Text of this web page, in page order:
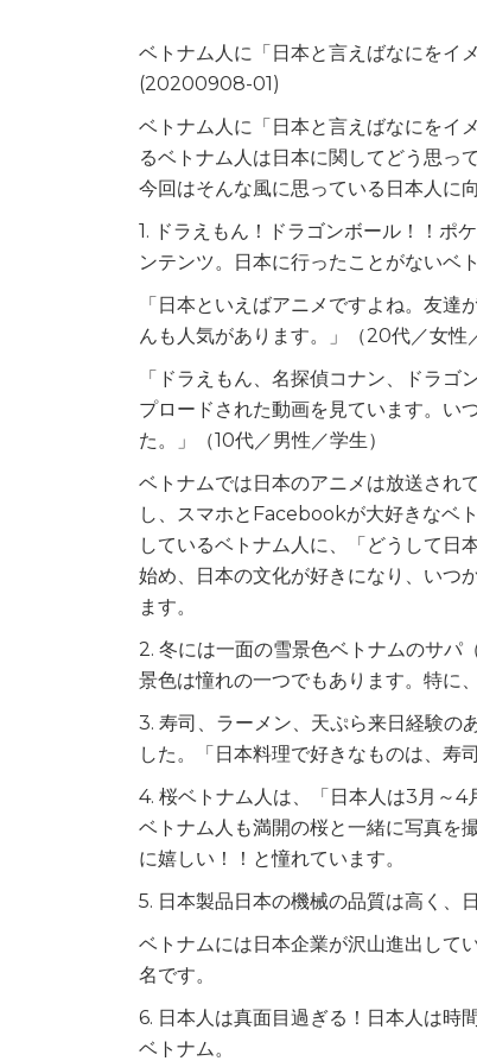
ベトナム人に「日本と言えばなにをイ
(20200908-01)
ベトナム人に「日本と言えばなにをイ
るベトナム人は日本に関してどう思っ
今回はそんな風に思っている日本人に
1. ドラえもん！ドラゴンボール！！ポ
ンテンツ。日本に行ったことがないベ
「日本といえばアニメですよね。友
んも人気があります。」（20代／女性
「ドラえもん、名探偵コナン、ドラ
プロードされた動画を見ています。い
た。」（10代／男性／学生）
ベトナムでは日本のアニメは放送され
し、スマホとFacebookが大好きなベ
しているベトナム人に、「どうして日
始め、日本の文化が好きになり、いつ
ます。
2. 冬には一面の雪景色ベトナムのサパ
景色は憧れの一つでもあります。特に
3. 寿司、ラーメン、天ぷら来日経験の
した。「日本料理で好きなものは、寿
4. 桜ベトナム人は、「日本人は3月～4
ベトナム人も満開の桜と一緒に写真を
に嬉しい！！と憧れています。
5. 日本製品日本の機械の品質は高く、
ベトナムには日本企業が沢山進出し
名です。
6. 日本人は真面目過ぎる！日本人は時
ベトナム。